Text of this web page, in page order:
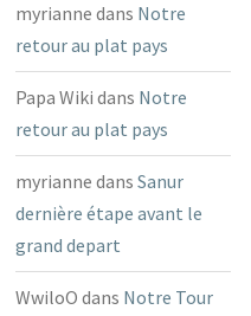
myrianne dans Notre
retour au plat pays
Papa Wiki dans Notre
retour au plat pays
myrianne dans Sanur
dernière étape avant le
grand depart
WwiloO dans Notre Tour